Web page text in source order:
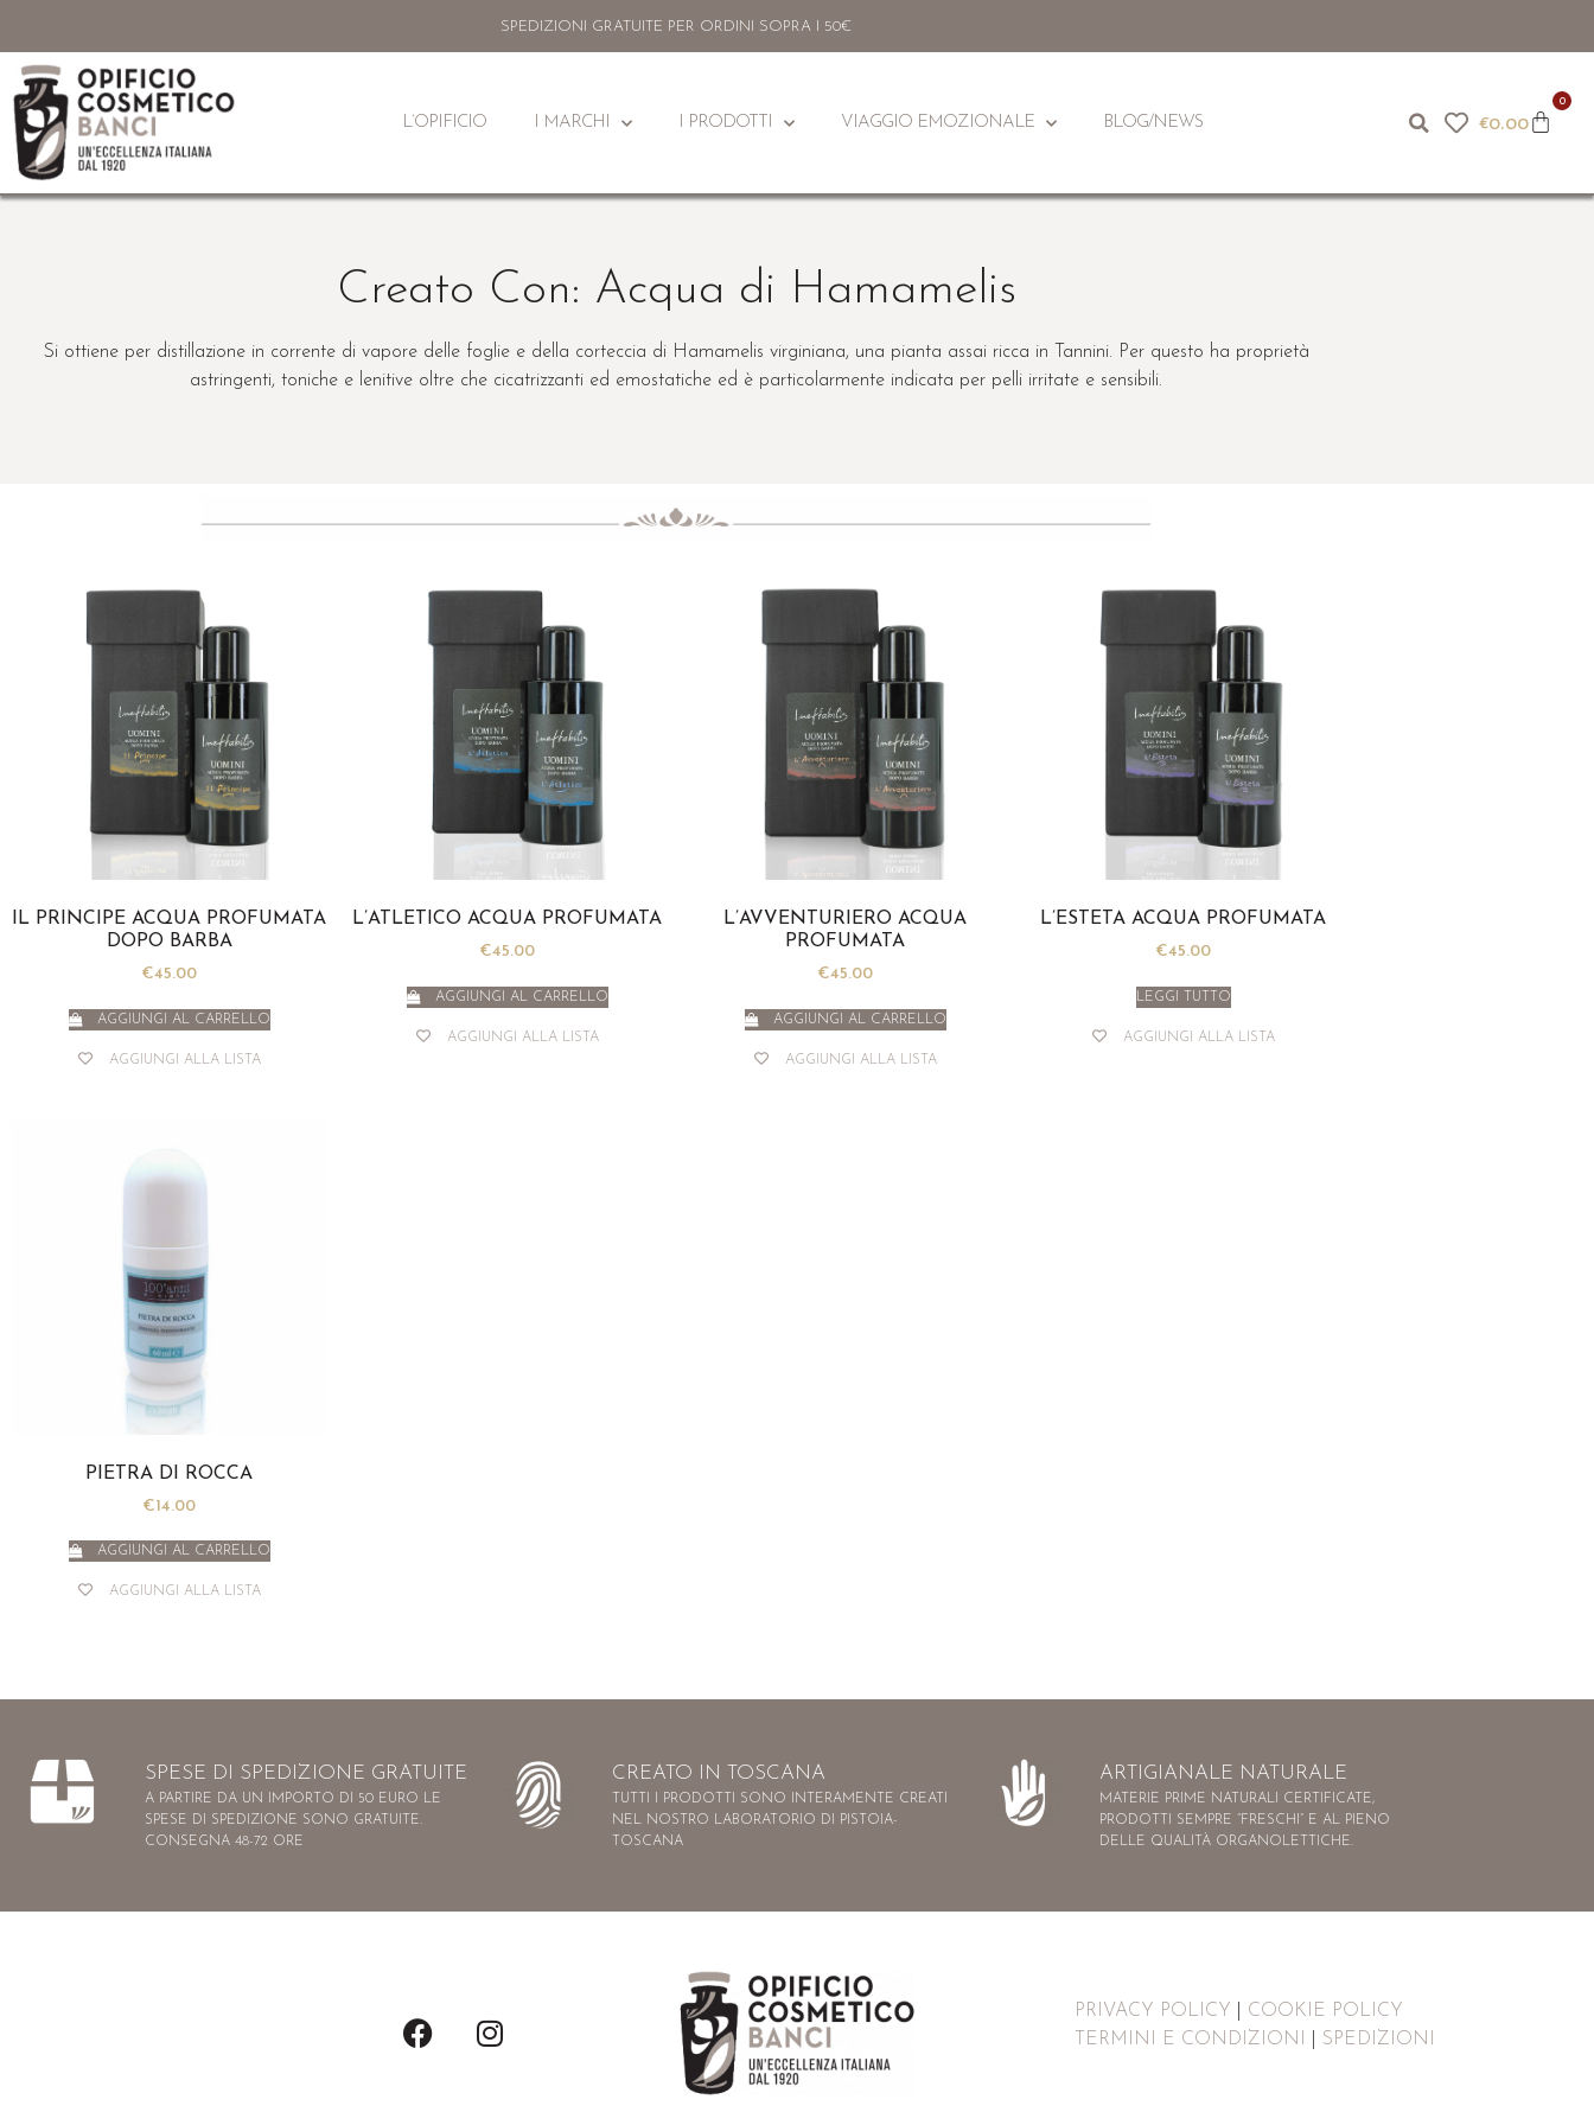
SPEDIZIONI GRATUITE PER ORDINI SOPRA I 50€
L’OPIFICIO I MARCHI I PRODOTTI VIAGGIO EMOZIONALE BLOG/NEWS €0.00
0
Creato Con: Acqua di Hamamelis
Si ottiene per distillazione in corrente di vapore delle foglie e della corteccia di Hamamelis virginiana, una pianta assai ricca in Tannini. Per questo ha proprietà
astringenti, toniche e lenitive oltre che cicatrizzanti ed emostatiche ed è particolarmente indicata per pelli irritate e sensibili.
IL PRINCIPE ACQUA PROFUMATA
DOPO BARBA
€45.00
AGGIUNGI AL CARRELLO
AGGIUNGI ALLA LISTA
L’ATLETICO ACQUA PROFUMATA
€45.00
AGGIUNGI AL CARRELLO
AGGIUNGI ALLA LISTA
L’AVVENTURIERO ACQUA
PROFUMATA
€45.00
AGGIUNGI AL CARRELLO
AGGIUNGI ALLA LISTA
L’ESTETA ACQUA PROFUMATA
€45.00
LEGGI TUTTO
AGGIUNGI ALLA LISTA
PIETRA DI ROCCA
€14.00
AGGIUNGI AL CARRELLO
AGGIUNGI ALLA LISTA
SPESE DI SPEDIZIONE GRATUITE
A PARTIRE DA UN IMPORTO DI 50 EURO LE
SPESE DI SPEDIZIONE SONO GRATUITE.
CONSEGNA 48-72 ORE
CREATO IN TOSCANA
TUTTI I PRODOTTI SONO INTERAMENTE CREATI
NEL NOSTRO LABORATORIO DI PISTOIA-
TOSCANA
ARTIGIANALE NATURALE
MATERIE PRIME NATURALI CERTIFICATE,
PRODOTTI SEMPRE “FRESCHI” E AL PIENO
DELLE QUALITÀ ORGANOLETTICHE.
PRIVACY POLICY
COOKIE POLICY
TERMINI E CONDIZIONI
SPEDIZIONI